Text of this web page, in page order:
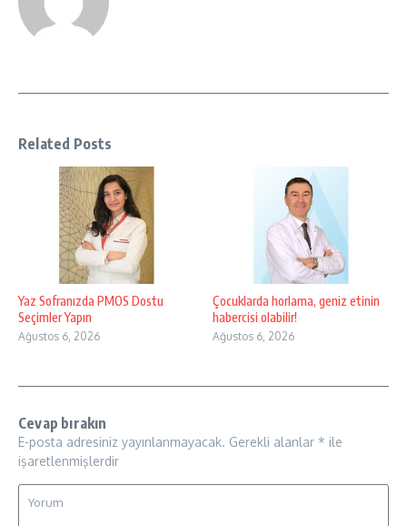
Related Posts
Yaz Sofranızda PMOS Dostu
Seçimler Yapın
Ağustos 6, 2026
Çocuklarda horlama, geniz etinin
habercisi olabilir!
Ağustos 6, 2026
Cevap bırakın
E-posta adresiniz yayınlanmayacak. Gerekli alanlar * ile
işaretlenmişlerdir